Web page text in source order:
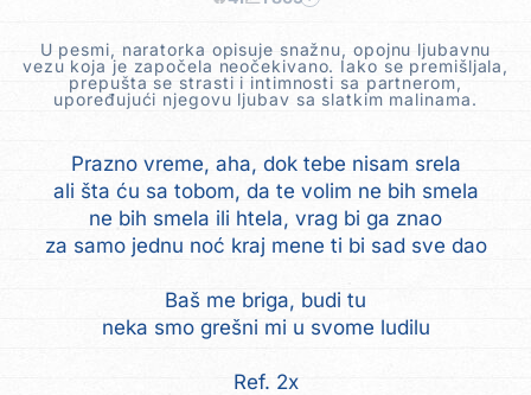
U pesmi, naratorka opisuje snažnu, opojnu ljubavnu
vezu koja je započela neočekivano. Iako se premišljala,
prepušta se strasti i intimnosti sa partnerom,
upoređujući njegovu ljubav sa slatkim malinama.
Prazno vreme, aha, dok tebe nisam srela
ali šta ću sa tobom, da te volim ne bih smela
ne bih smela ili htela, vrag bi ga znao
za samo jednu noć kraj mene ti bi sad sve dao
Baš me briga, budi tu
neka smo grešni mi u svome ludilu
Ref. 2x